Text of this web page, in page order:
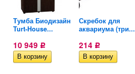
Тумба Биодизайн
Turt-House...
10 949 Р
Скребок для
аквариума (три...
214 Р